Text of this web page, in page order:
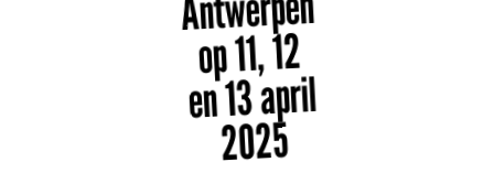
op 11, 12
en 13 april
2025